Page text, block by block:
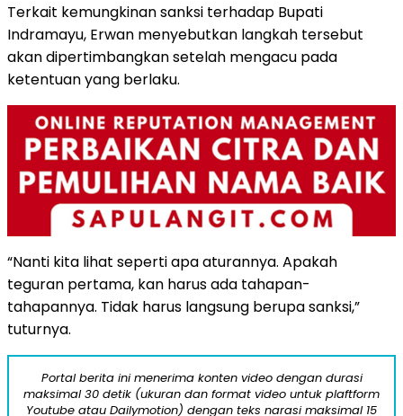
Terkait kemungkinan sanksi terhadap Bupati
Indramayu, Erwan menyebutkan langkah tersebut
akan dipertimbangkan setelah mengacu pada
ketentuan yang berlaku.
“Nanti kita lihat seperti apa aturannya. Apakah
teguran pertama, kan harus ada tahapan-
tahapannya. Tidak harus langsung berupa sanksi,”
tuturnya.
Portal berita ini menerima konten video dengan durasi
maksimal 30 detik (ukuran dan format video untuk plaftform
Youtube atau Dailymotion) dengan teks narasi maksimal 15